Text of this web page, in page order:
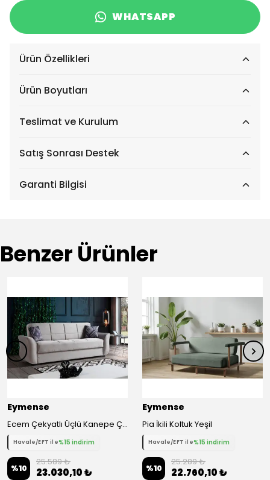
WHATSAPP
Ürün Özellikleri
Ürün Boyutları
Teslimat ve Kurulum
Satış Sonrası Destek
Garanti Bilgisi
Benzer Ürünler
Eymense
Ecem Çekyatlı Üçlü Kanepe Çekyat
Havale/EFT ile%15 indirim
%10
25.589 ₺
23.030,10 ₺
Eymense
Pia İkili Koltuk Yeşil
Havale/EFT ile%15 indirim
%10
25.289 ₺
22.760,10 ₺